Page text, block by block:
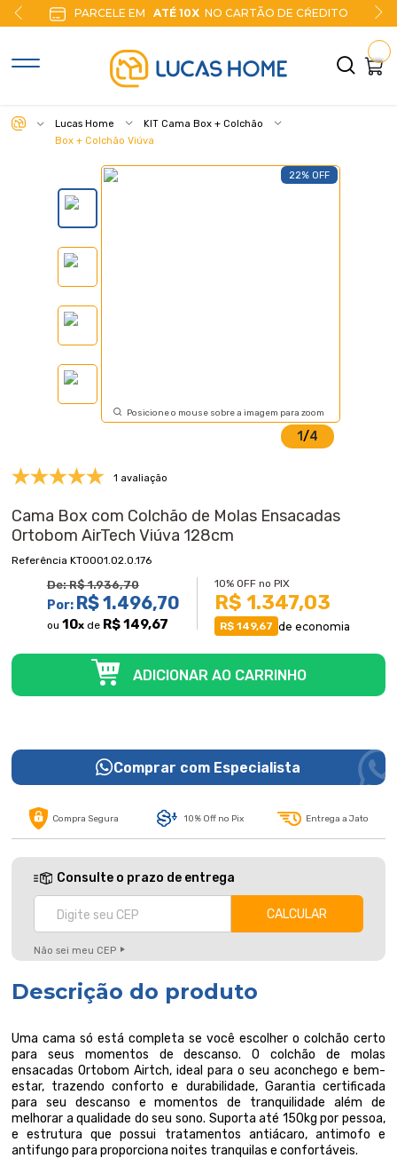
PARCELE EM ATÉ 10X NO CARTÃO DE CŔEDITO
Lucas Home
KIT Cama Box + Colchão
Box + Colchão Viúva
22% OFF
1/4
Posicione o mouse sobre a imagem para zoom
1 avaliação
Cama Box com Colchão de Molas Ensacadas
Ortobom AirTech Viúva 128cm
KT0001.02.0.176
De:R$ 1.936,70
Por: R$ 1.496,70
ou 10xde R$ 149,67
10% OFF no PIX
R$ 1.347,03
R$ 149,67 de economia
Comprar com Especialista
Compra Segura 10% Off no Pix Entrega a Jato
Consulte o prazo de entrega
Não sei meu CEP
Descrição do produto
Uma cama só está completa se você escolher o colchão certo
para seus momentos de descanso. O colchão de molas
ensacadas Ortobom Airtch, ideal para o seu aconchego e bem-
estar, trazendo conforto e durabilidade, Garantia certificada
para seu descanso e momentos de tranquilidade além de
melhorar a qualidade do seu sono. Suporta até 150kg por pessoa,
e estrutura que possui tratamentos antiácaro, antimofo e
antifungo para proporciona noites tranquilas e confortáveis.